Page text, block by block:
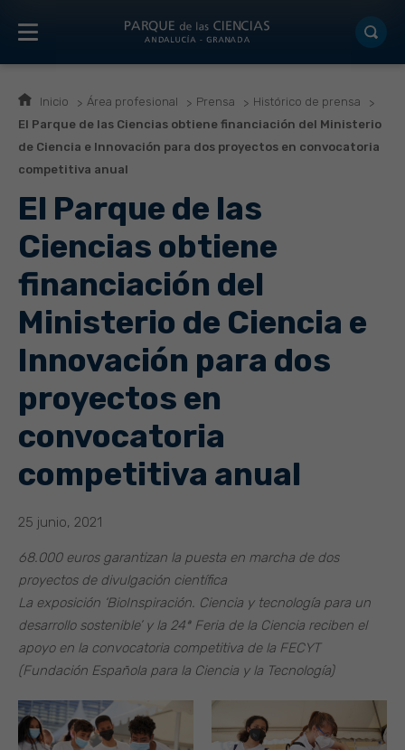
Inicio Área profesional Prensa
Histórico de prensa
El Parque de las Ciencias obtiene financiación del Ministerio
de Ciencia e Innovación para dos proyectos en convocatoria
competitiva anual
El Parque de las
Ciencias obtiene
financiación del
Ministerio de Ciencia e
Innovación para dos
proyectos en
convocatoria
competitiva anual
25 junio, 2021
68.000 euros garantizan la puesta en marcha de dos
proyectos de divulgación científica
La exposición ‘BioInspiración. Ciencia y tecnología para un
desarrollo sostenible’ y la 24ª Feria de la Ciencia reciben el
apoyo en la convocatoria competitiva de la FECYT
(Fundación Española para la Ciencia y la Tecnología)